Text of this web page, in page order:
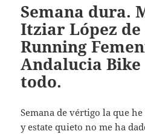
Semana dura.
Itziar López de
Running
Andalucia Bike
todo.
Semana de vértigo la que
y estate quieto no me ha